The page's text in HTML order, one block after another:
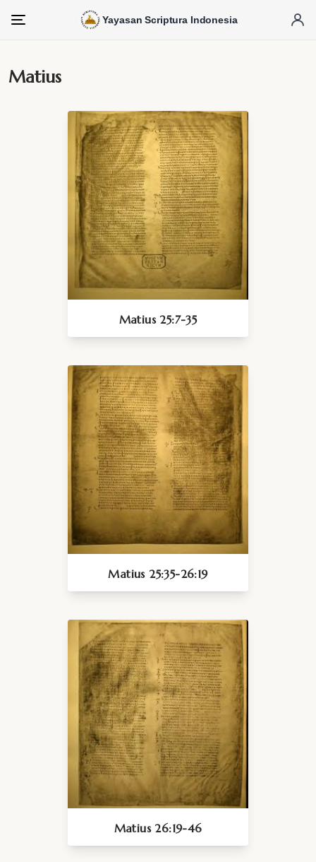
Menu
Yayasan Scriptura Indonesia
Matius
Matius 25:7-35
Matius 25:35-26:19
Matius 26:19-46